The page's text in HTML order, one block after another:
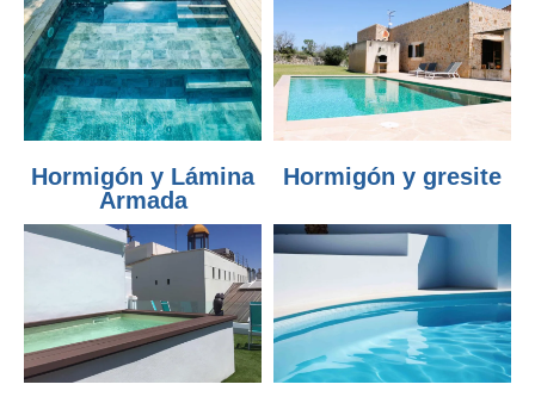
Hormigón y Lámina
Armada
Hormigón y gresite